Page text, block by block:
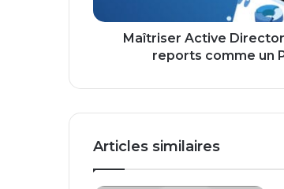
Pro
Maîtriser Active
reports comme un
Articles similaires